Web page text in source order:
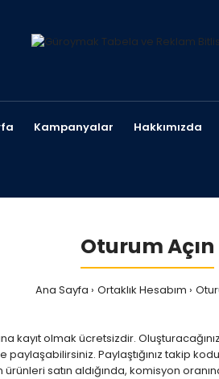
Kampanyalar Hakkımızda
Oturum Açın
Ana Sayfa Ortaklık Hesabım
kayıt olmak ücretsizdir.
Paylaştığınız takip
satın aldığında, komisyon